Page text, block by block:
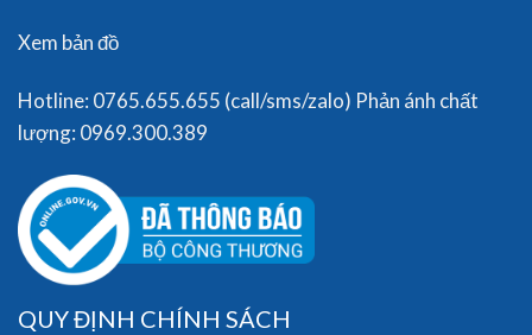
Xem bản đồ
Hotline: 0765.655.655 (call/sms/zalo) Phản ánh chất
lượng: 0969.300.389
QUY ĐỊNH CHÍNH SÁCH